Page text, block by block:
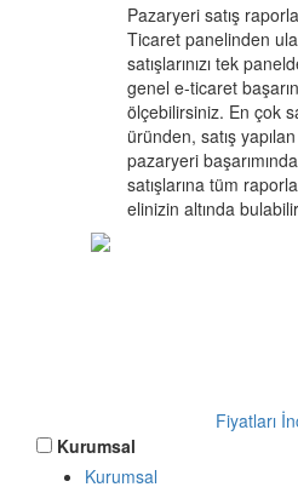
Pazaryeri satış
Ticaret panelinden
satışlarınızı tek
genel e-ticaret
ölçebilirsiniz. En çok
üründen, satış
pazaryeri
satışlarına tüm
elinizin altında
Fiyatları
Kurumsal
Kurumsal